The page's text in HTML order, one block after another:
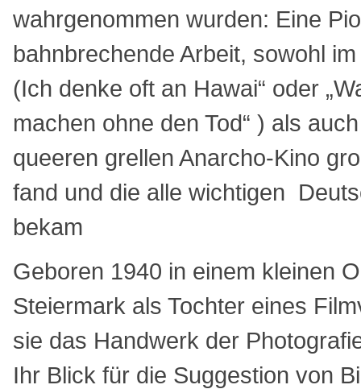
wahrgenommen wurden: Eine
bahnbrechende Arbeit, sowohl
(Ich denke oft an Hawai“ oder
machen ohne den Tod“ ) als
queeren grellen Anarcho-Kino
fand und die alle wichtigen
bekam
Geboren 1940 in einem kleinen
Steiermark als Tochter eines
sie das Handwerk der
Ihr Blick für die Suggestion von